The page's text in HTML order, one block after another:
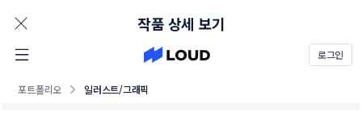
로그인
포트폴리오 일러스트/그래픽
작품 상세 보기